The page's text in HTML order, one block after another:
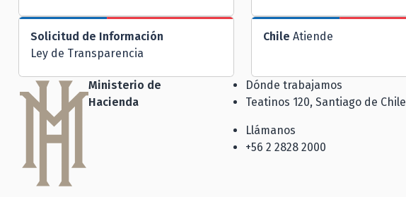
Solicitud de Información
Ley de Transparencia
Chile Atiende
Ministerio de
Hacienda
Dónde trabajamos
Teatinos 120, Santiago de Chile
Llámanos
+56 2 2828 2000